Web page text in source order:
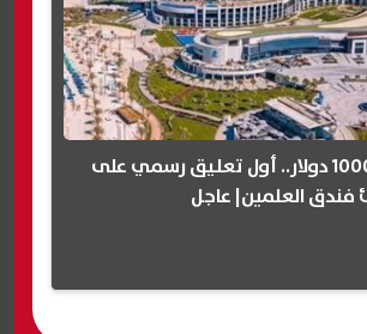
بعد أزمة الـ 1000 دولار.. أول تعليق رسمي على
العلمين| عاجل